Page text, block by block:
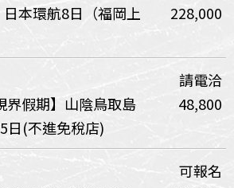
日本環航8日（福岡上
228,000
請電洽
界假期】山陰鳥取島
日(不進免稅店)
48,800
可報名